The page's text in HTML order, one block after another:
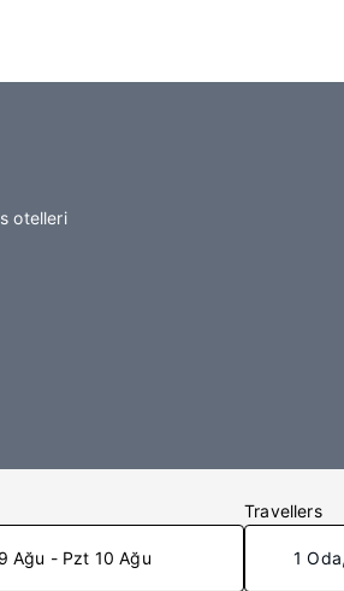
otelleri
Ağu - Pzt 10 Ağu
Travellers
1